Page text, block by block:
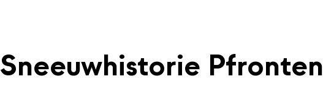
Sneeuwhistorie Pfronten